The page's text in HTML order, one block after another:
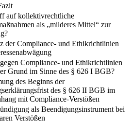
auf kollektivrechtliche
als „milderes Mittel“ zur
der Compliance- und Ethikrichtlinien
Compliance- und Ethikrichtlinien
Grund im Sinne des § 626 I BGB?
des Beginns der
des § 626 II BGB im
mit Compliance-Verstößen
als Beendigungsinstrument bei
Verstößen